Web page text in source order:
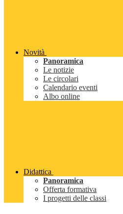
Novità
Panoramica
Le notizie
Le circolari
Calendario eventi
Albo online
Didattica
Panoramica
Offerta formativa
I progetti delle classi